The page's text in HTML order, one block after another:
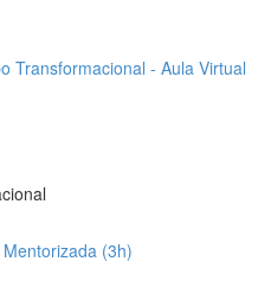
Transformacional - Aula Virtual
(3h)